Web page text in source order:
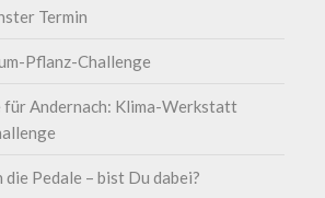
Termin
Pflanz-Challenge
für Andernach: Klima-Werkstatt
Pedale – bist Du dabei?